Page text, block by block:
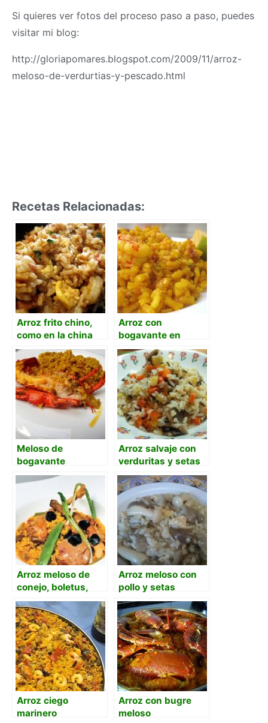
Si quieres ver fotos del proceso paso a paso, puedes
visitar mi blog:
http://gloriapomares.blogspot.com/2009/11/arroz-
meloso-de-verdurtias-y-pescado.html
Recetas Relacionadas:
Arroz frito chino,
como en la china
Arroz con
bogavante en
sartén de casa
Meloso de
bogavante
Arroz salvaje con
verduritas y setas
de cardo
Arroz meloso de
conejo, boletus,
foie y láminas de
trufa
Arroz meloso con
pollo y setas
Arroz ciego
marinero
Arroz con bugre
meloso